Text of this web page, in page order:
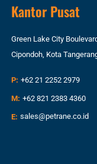
Kantor Pusat
Green Lake City
Cipondoh, Kota
P: +62 21 2252 2979
M: +62 821 2383 4360
E: sales@petrane.co.id